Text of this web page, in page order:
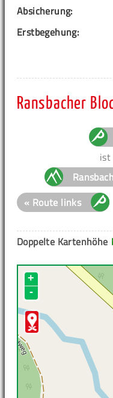
Absicherung:
Erstbegehung:
Ransbacher
« Route links
Doppelte Kartenhöhe
+
-